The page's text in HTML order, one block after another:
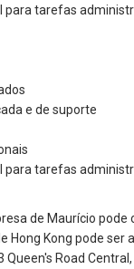
para tarefas
e de suporte
para tarefas
de Maurício pode
Hong Kong pode
Road